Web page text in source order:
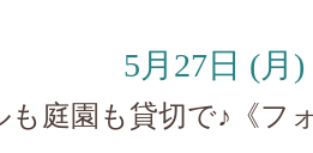
5月27日 (月)
も庭園も貸切で♪《フ